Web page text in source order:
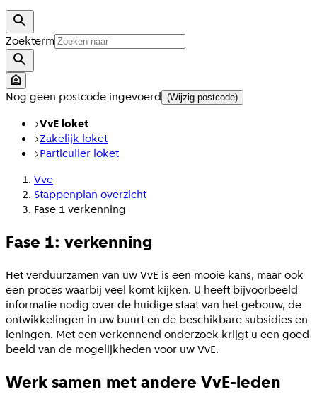
Zoekterm
Nog geen postcode ingevoerd (Wijzig postcode)
VvE loket
Zakelijk loket
Particulier loket
Vve
Stappenplan overzicht
Fase 1 verkenning
Fase 1: verkenning
Het verduurzamen van uw VvE is een mooie kans, maar ook
een proces waarbij veel komt kijken. U heeft bijvoorbeeld
informatie nodig over de huidige staat van het gebouw, de
ontwikkelingen in uw buurt en de beschikbare subsidies en
leningen. Met een verkennend onderzoek krijgt u een goed
beeld van de mogelijkheden voor uw VvE.
Werk samen met andere VvE-leden